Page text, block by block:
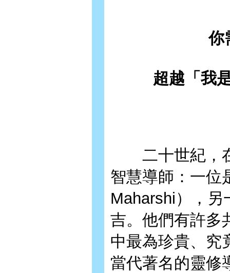
你
超越「我
二十世紀，在
智慧導師：一位
Maharshi），另
吉。他們有許多
中最為珍貴、究
當代著名的靈修